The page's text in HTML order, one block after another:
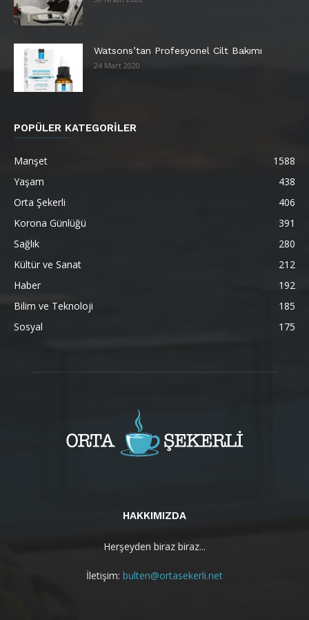
Watsons’tan Profesyonel Cilt Bakımı
24 Mart 2020
POPÜLER KATEGORİLER
Manşet
1588
Yaşam
438
Orta Şekerli
406
Korona Günlüğü
391
Sağlık
280
Kültür ve Sanat
212
Haber
192
Bilim ve Teknoloji
185
Sosyal
175
HAKKIMIZDA
Herşeyden biraz biraz...
İletişim: bulten@ortasekerli.net